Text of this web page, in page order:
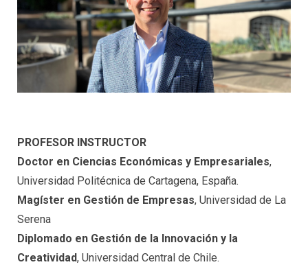
PROFESOR INSTRUCTOR
Doctor en Ciencias Económicas y Empresariales,
Universidad Politécnica de Cartagena, España.
Magíster en Gestión de Empresas, Universidad de La
Serena
Diplomado en Gestión de la Innovación y la
Creatividad, Universidad Central de Chile.